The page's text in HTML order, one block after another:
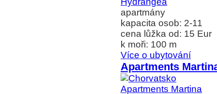
apartmány
kapacita osob: 2-11
cena lůžka od: 15 Eur
k moři: 100 m
Více o ubytování
Apartments